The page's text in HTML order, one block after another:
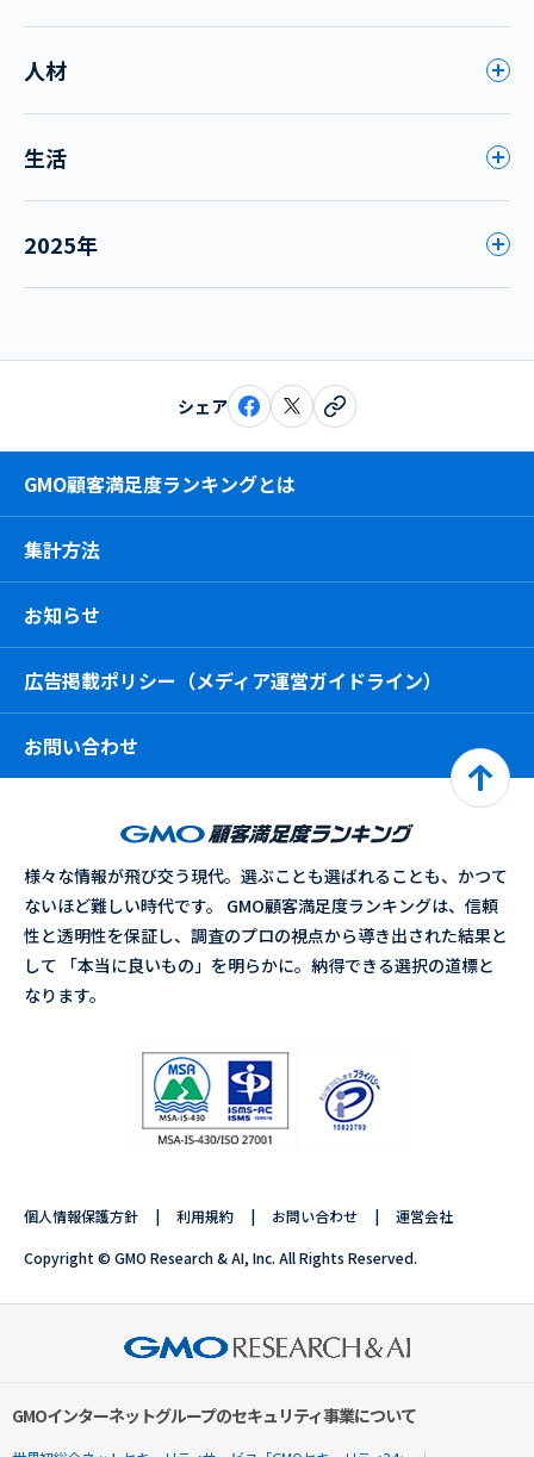
人材
生活
2025年
シェア
GMO顧客満足度ランキングとは
集計方法
お知らせ
広告掲載ポリシー（メディア運営ガイドライン）
お問い合わせ
様々な情報が飛び交う現代。選ぶことも選ばれることも、かつて
ないほど難しい時代です。 GMO顧客満足度ランキングは、信頼
性と透明性を保証し、調査のプロの視点から導き出された結果と
して 「本当に良いもの」を明らかに。納得できる選択の道標と
なります。
個人情報保護方針 利用規約 お問い合わせ 運営会社
Copyright © GMO Research & AI, Inc. All Rights Reserved.
GMOインターネットグループのセキュリティ事業について